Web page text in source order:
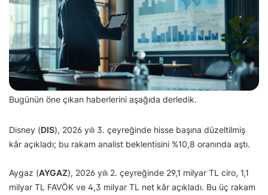
Bugünün öne çıkan haberlerini aşağıda derledik.
Disney (DIS), 2026 yılı 3. çeyreğinde hisse başına düzeltilmiş
kâr açıkladı; bu rakam analist beklentisini %10,8 oranında aştı.
Aygaz (AYGAZ), 2026 yılı 2. çeyreğinde 29,1 milyar TL ciro, 1,1
milyar TL FAVÖK ve 4,3 milyar TL net kâr açıkladı. Bu üç rakam